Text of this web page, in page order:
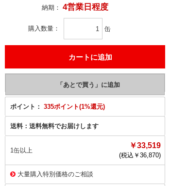
納期： 4営業日程度
購入数量 缶
ポイント： 335ポイント(1%還元)
送料： 送料無料でお届けします
1缶以上
￥33,519
(税込￥ 36,870)
大量購入特別価格のご相談